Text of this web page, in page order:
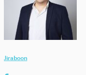
Jiraboon